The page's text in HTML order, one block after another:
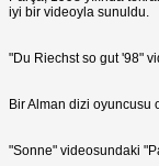
iyi bir videoyla sunuldu.
"Du Riechst so gut '98"
Bir Alman dizi oyuncusu
"Sonne" videosundaki